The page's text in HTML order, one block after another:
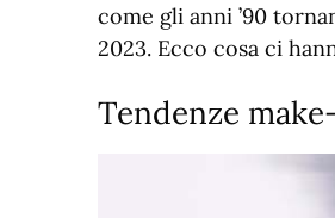
come gli anni ’90
2023. Ecco cosa ci
Tendenze